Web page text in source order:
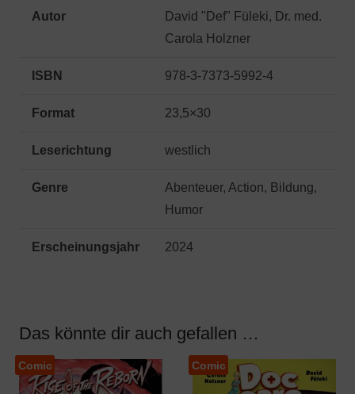
Autor
David "Def" Füleki, Dr. med.
Carola Holzner
ISBN 978-3-7373-5992-4
Format 23,5×30
Leserichtung westlich
Genre
Abenteuer, Action, Bildung,
Humor
Erscheinungsjahr 2024
Das könnte dir auch gefallen …
Comic Comic